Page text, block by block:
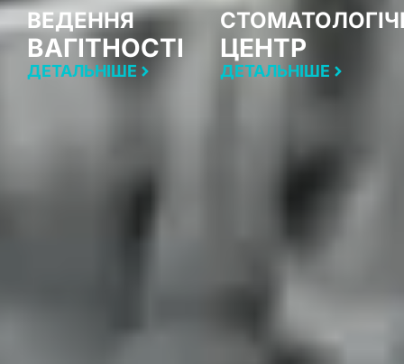
ВЕДЕННЯ
ВАГІТНОСТІ
ДЕТАЛЬНІШЕ
ЦЕНТР
ДЕТАЛЬНІШЕ